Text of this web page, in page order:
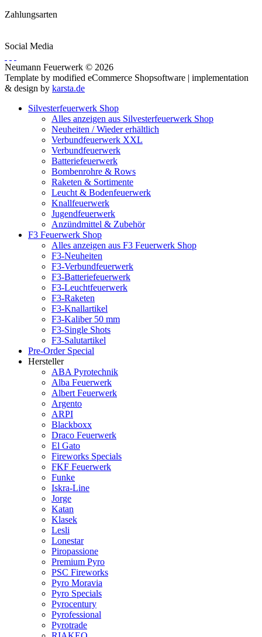
Zahlungsarten
Social Media
Neumann Feuerwerk © 2026
Template by modified eCommerce Shopsoftware | implementation
& design by karsta.de
Silvesterfeuerwerk Shop
Alles anzeigen aus Silvesterfeuerwerk Shop
Neuheiten / Wieder erhältlich
Verbundfeuerwerk XXL
Verbundfeuerwerk
Batteriefeuerwerk
Bombenrohre & Rows
Raketen & Sortimente
Leucht & Bodenfeuerwerk
Knallfeuerwerk
Jugendfeuerwerk
Anzündmittel & Zubehör
F3 Feuerwerk Shop
Alles anzeigen aus F3 Feuerwerk Shop
F3-Neuheiten
F3-Verbundfeuerwerk
F3-Batteriefeuerwerk
F3-Leuchtfeuerwerk
F3-Raketen
F3-Knallartikel
F3-Kaliber 50 mm
F3-Single Shots
F3-Salutartikel
Pre-Order Special
Hersteller
ABA Pyrotechnik
Alba Feuerwerk
Albert Feuerwerk
Argento
ARPI
Blackboxx
Draco Feuerwerk
El Gato
Fireworks Specials
FKF Feuerwerk
Funke
Iskra-Line
Jorge
Katan
Klasek
Lesli
Lonestar
Piropassione
Premium Pyro
PSC Fireworks
Pyro Moravia
Pyro Specials
Pyrocentury
Pyrofessional
Pyrotrade